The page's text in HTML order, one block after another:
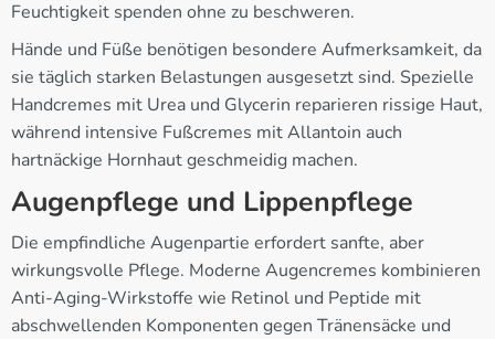
Feuchtigkeit spenden ohne zu beschweren.
Hände und Füße benötigen besondere Aufmerksamkeit, da
sie täglich starken Belastungen ausgesetzt sind. Spezielle
Handcremes mit Urea und Glycerin reparieren rissige Haut,
während intensive Fußcremes mit Allantoin auch
hartnäckige Hornhaut geschmeidig machen.
Augenpflege und Lippenpflege
Die empfindliche Augenpartie erfordert sanfte, aber
wirkungsvolle Pflege. Moderne Augencremes kombinieren
Anti-Aging-Wirkstoffe wie Retinol und Peptide mit
abschwellenden Komponenten gegen Tränensäcke und